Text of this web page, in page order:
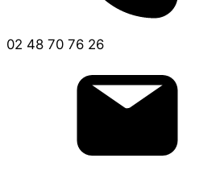
02 48 70 76 26